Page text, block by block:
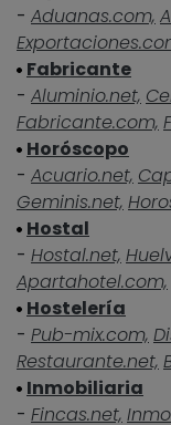
- Aduanas.com,
Fabricante
- Aluminio.net,
Fabricante.com,
Horóscopo
- Acuario.net,
Geminis.net,
Hostal
- Hostal.net,
Apartahotel.com,
Hostelería
- Pub-mix.com,
Restaurante.net,
Inmobiliaria
- Fincas.net,